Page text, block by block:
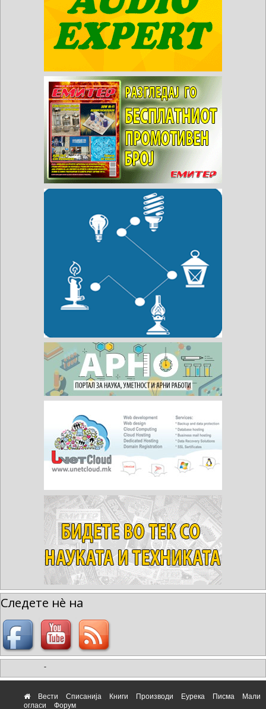
Следете нè на
-
Вести Списанија Книги Производи Еурека Писма
Мали
огласи
Форум